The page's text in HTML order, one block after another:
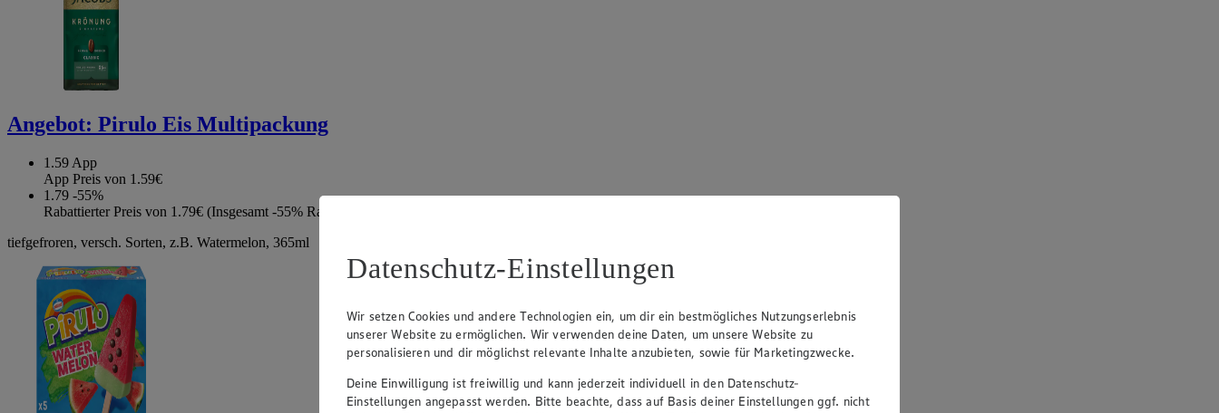
Angebot: Pirulo Eis Multipackung
1.59 App
App Preis von 1.59€
1.79 -55%
Rabattierter Preis von 1.79€ (Insgesamt -55% Rabatt)
tiefgefroren, versch. Sorten, z.B. Watermelon, 365ml
Datenschutz-Einstellungen
Wir setzen Cookies und andere Technologien ein, um dir ein bestmögliches Nutzungserlebnis
unserer Website zu ermöglichen. Wir verwenden deine Daten, um unsere Website zu
personalisieren und dir möglichst relevante Inhalte anzubieten, sowie für Marketingzwecke.
Deine Einwilligung ist freiwillig und kann jederzeit individuell in den Datenschutz-
Einstellungen angepasst werden. Bitte beachte, dass auf Basis deiner Einstellungen ggf. nicht